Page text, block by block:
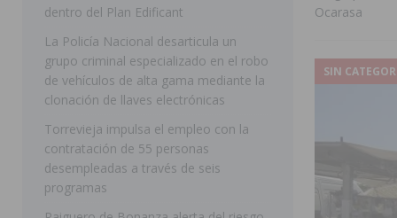
[ 07/08/2026 ] Orihuela cumple los objetivos de
ORIHUELA
[ 07/08/2026 ]
Orihuela organiza un concierto
Golf & Country Club
Ocarasa
SIN
dentro del Plan Edificant
La Policía Nacional desarticula un
grupo criminal especializado en el robo
de vehículos de alta gama mediante la
clonación de llaves electrónicas
Torrevieja impulsa el empleo con la
contratación de 55 personas
desempleadas a través de seis
programas